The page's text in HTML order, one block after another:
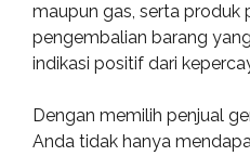
maupun gas, serta produk
pengembalian barang
indikasi positif dari
Dengan memilih penjual
Anda tidak hanya